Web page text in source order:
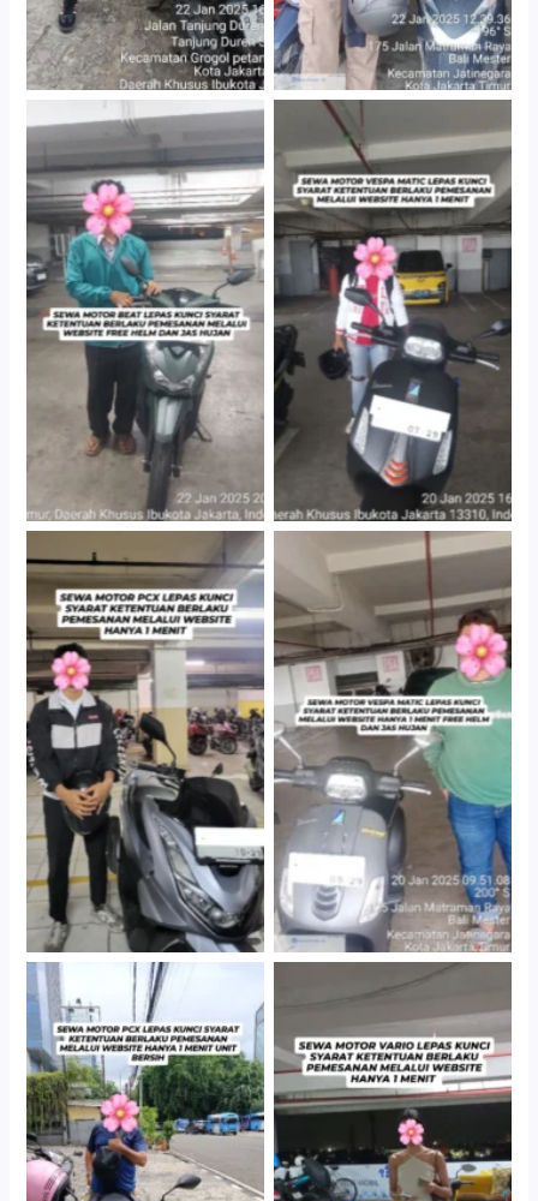
Cityplaza Jatinegara
Gedung Parkir P6A
Cityplaza Jatinegara
Gedung Parkir P6A
Hotel Kartika Chandra,
Jakarta Selatan
Cityplaza Jatinegara
Gedung Parkir P6A
Antar Jemput Kendaraan
Cityplaza Jatinegara
Gedung Parkir P6A